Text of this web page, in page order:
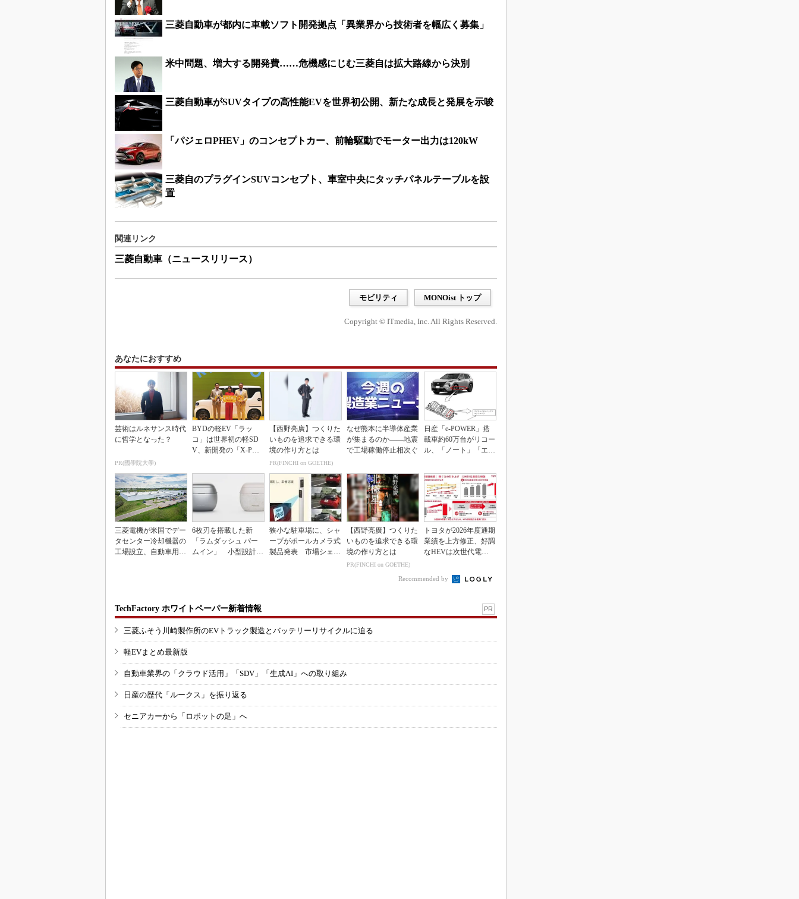
三菱自動車が都内に車載ソフト開発拠点「異業界から技術者を幅広く募集」
米中問題、増大する開発費……危機感にじむ三菱自は拡大路線から決別
三菱自動車がSUVタイプの高性能EVを世界初公開、新たな成長と発展を示唆
「パジェロPHEV」のコンセプトカー、前輪駆動でモーター出力は120kW
三菱自のプラグインSUVコンセプト、車室中央にタッチパネルテーブルを設
置
関連リンク
三菱自動車（ニュースリリース）
モビリティ MONOist トップ
Copyright © ITmedia, Inc. All Rights Reserved.
あなたにおすすめ
芸術はルネサンス時代
に哲学となった？
PR(國學院大學)
BYDの軽EV「ラッ
コ」は世界初の軽SD
V、新開発の「X-PAC
【西野亮廣】つくりた
いものを追求できる環
境の作り方とは
PR(FINCHI on GOETHE)
なぜ熊本に半導体産業
が集まるのか――地震
で工場稼働停止相次ぐ
日産「e-POWER」搭
載車約60万台がリコー
ル、「ノート」「エク
三菱電機が米国でデー
タセンター冷却機器の
工場設立、自動車用電
6枚刃を搭載した新
「ラムダッシュ パー
ムイン」 小型設計と
狭小な駐車場に、シャ
ープがポールカメラ式
製品発表 市場シェア
【西野亮廣】つくりた
いものを追求できる環
境の作り方とは
PR(FINCHI on GOETHE)
トヨタが2026年度通期
業績を上方修正、好調
なHEVは次世代電池
Recommended by
TechFactory ホワイトペーパー新着情報 PR
三菱ふそう川崎製作所のEVトラック製造とバッテリーリサイクルに迫る
軽EVまとめ最新版
自動車業界の「クラウド活用」「SDV」「生成AI」への取り組み
日産の歴代「ルークス」を振り返る
セニアカーから「ロボットの足」へ